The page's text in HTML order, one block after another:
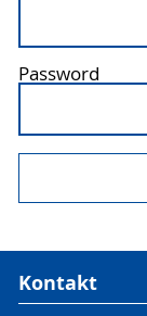
Password
Kontakt